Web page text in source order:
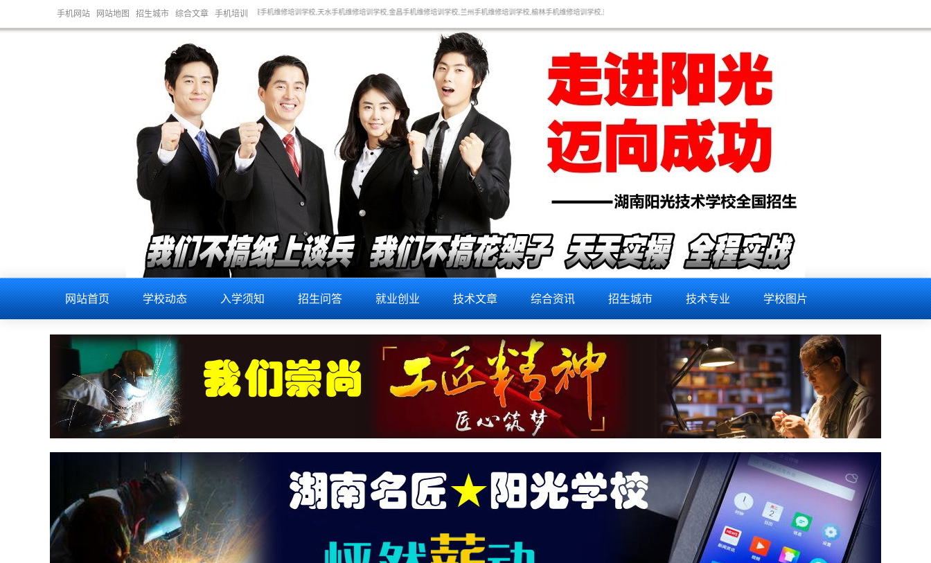
手机网站 网站地图 招生城市 综合文章 手机培训
学校,陇南手机维修培训学校,酒泉手机维修培训学校,张掖手机维修培训学校,天水手机维修培训学校,金昌手机维修培训学校,兰州手机维修培训学校,榆林手机维修培训学校,延安手机维修培训学校,渭南手机维修培训学校,铜川手机维修培训学校,阿里手机维修培训学校,山南手机维修培训学校,拉萨
网站首页 学校动态 入学须知 招生问答 就业创业 技术文章 综合资讯 招生城市 技术专业 学校图片